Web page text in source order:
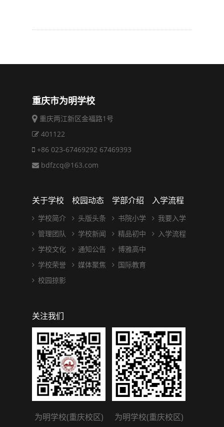
重庆市为明学校
重庆两江新区金福路1号
401122
+86 023-67469292 67469393
bdfzcq@163.com
关于学校
学校简介
管理团队
学校文化
学校荣誉
校园掠影
校园动态
头版头条
学校新闻
通知公告
媒体聚焦
学部介绍
书院小学
精品初中
博雅高中
国际教育
入学流程
我要入学
入学流程
关注我们
为明学校(重庆校区)
为明学校(重庆校区)